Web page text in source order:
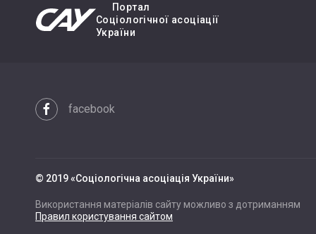
Портал
Cоціологічної асоціації
України
facebook
© 2019 «Cоціологічна асоціація України»
Використання матеріалів сайту можливо з дотриманням
Правил користування сайтом